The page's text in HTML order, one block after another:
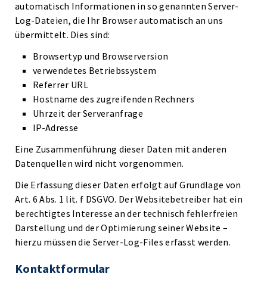
automatisch Informationen in so genannten Server-
Log-Dateien, die Ihr Browser automatisch an uns
übermittelt. Dies sind:
Browsertyp und Browserversion
verwendetes Betriebssystem
Referrer URL
Hostname des zugreifenden Rechners
Uhrzeit der Serveranfrage
IP-Adresse
Eine Zusammenführung dieser Daten mit anderen
Datenquellen wird nicht vorgenommen.
Die Erfassung dieser Daten erfolgt auf Grundlage von
Art. 6 Abs. 1 lit. f DSGVO. Der Websitebetreiber hat ein
berechtigtes Interesse an der technisch fehlerfreien
Darstellung und der Optimierung seiner Website –
hierzu müssen die Server-Log-Files erfasst werden.
Kontaktformular